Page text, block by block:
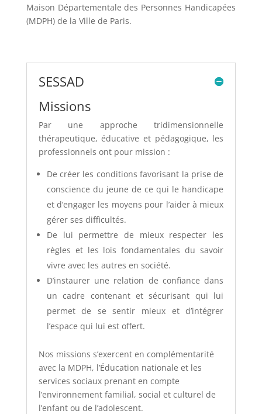
Maison Départementale des Personnes Handicapées
(MDPH) de la Ville de Paris.
SESSAD
Missions
Par une approche tridimensionnelle
thérapeutique, éducative et pédagogique, les
professionnels ont pour mission :
De créer les conditions favorisant la prise de
conscience du jeune de ce qui le handicape
et d’engager les moyens pour l’aider à mieux
gérer ses difficultés.
De lui permettre de mieux respecter les
règles et les lois fondamentales du savoir
vivre avec les autres en société.
D’instaurer une relation de confiance dans
un cadre contenant et sécurisant qui lui
permet de se sentir mieux et d’intégrer
l’espace qui lui est offert.
Nos missions s’exercent en complémentarité
avec la MDPH, l’Éducation nationale et les
services sociaux prenant en compte
l’environnement familial, social et culturel de
l’enfant ou de l’adolescent.